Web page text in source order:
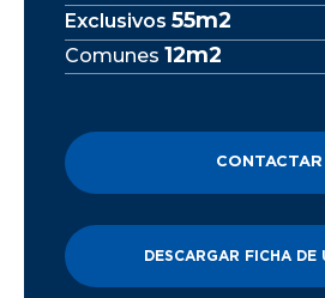
Exclusivos 55m2
Comunes 12m2
CONTACTAR
DESCARGAR FICHA DE